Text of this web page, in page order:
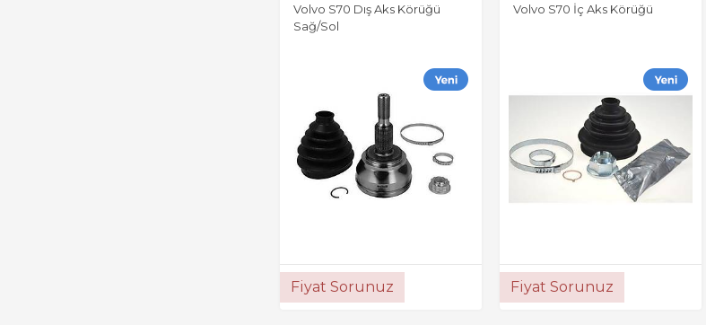
Volvo S70 Dış Aks Körüğü
Sağ/Sol
Fiyat Sorunuz
Volvo S70 İç Aks Körüğü
Fiyat Sorunuz